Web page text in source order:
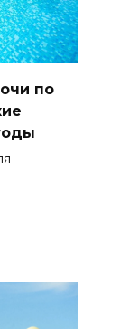
по